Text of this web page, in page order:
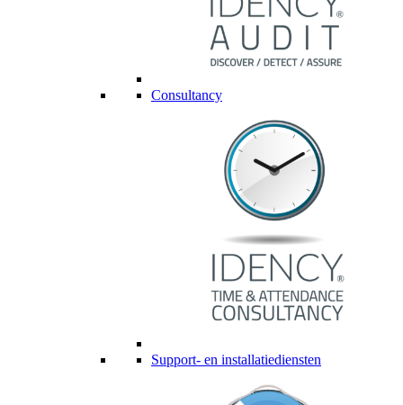
Consultancy
Support- en installatiediensten